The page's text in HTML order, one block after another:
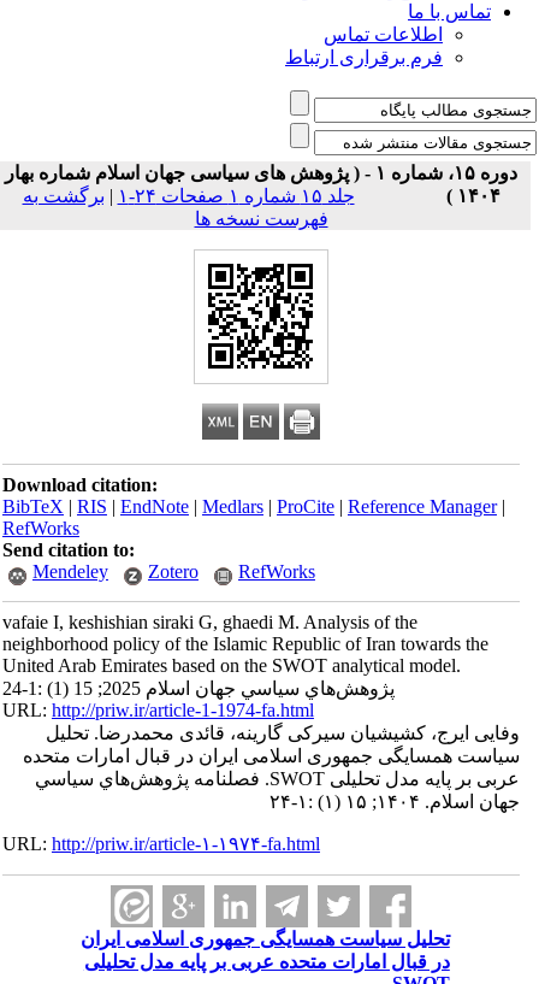
تماس با ما
اطلاعات تماس
فرم برقراری ارتباط
دوره ۱۵، شماره ۱ - ( پژوهش های سیاسی جهان اسلام شماره بهار
۱۴۰۴ )
جلد ۱۵ شماره ۱ صفحات ۲۴-۱ | برگشت به
فهرست نسخه ها
Download citation:
BibTeX|RIS|EndNote|Medlars|ProCite|Reference Manager
RefWorks
Send citation to:
Mendeley
Zotero RefWorks
vafaie I, keshishian siraki G, ghaedi M. Analysis of the
neighborhood policy of the Islamic Republic of Iran towards the
United Arab Emirates based on the SWOT analytical model.
پژوهش‌هاي سياسي جهان اسلام 2025; 15 (1) :1-24
URL:http://priw.ir/article-1-1974-fa.html
وفایی ایرج، کشیشیان سیرکی گارینه، قائدی محمدرضا. تحلیل
سیاست همسایگی جمهوری اسلامی ایران در قبال امارات متحده
عربی بر پایه مدل تحلیلی SWOT. فصلنامه پژوهش‌هاي سياسي
جهان اسلام. ۱۴۰۴; ۱۵ (۱) :۱-۲۴
URL:http://priw.ir/article-۱-۱۹۷۴-fa.html
تحلیل سیاست همسایگی جمهوری اسلامی ایران
در قبال امارات متحده عربی بر پایه مدل تحلیلی